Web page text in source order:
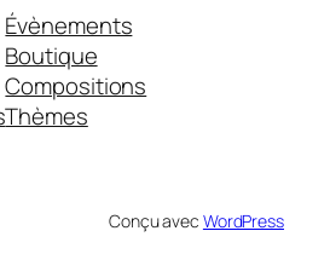
Évènements
Boutique
Compositions
Thèmes
Conçu avec WordPress